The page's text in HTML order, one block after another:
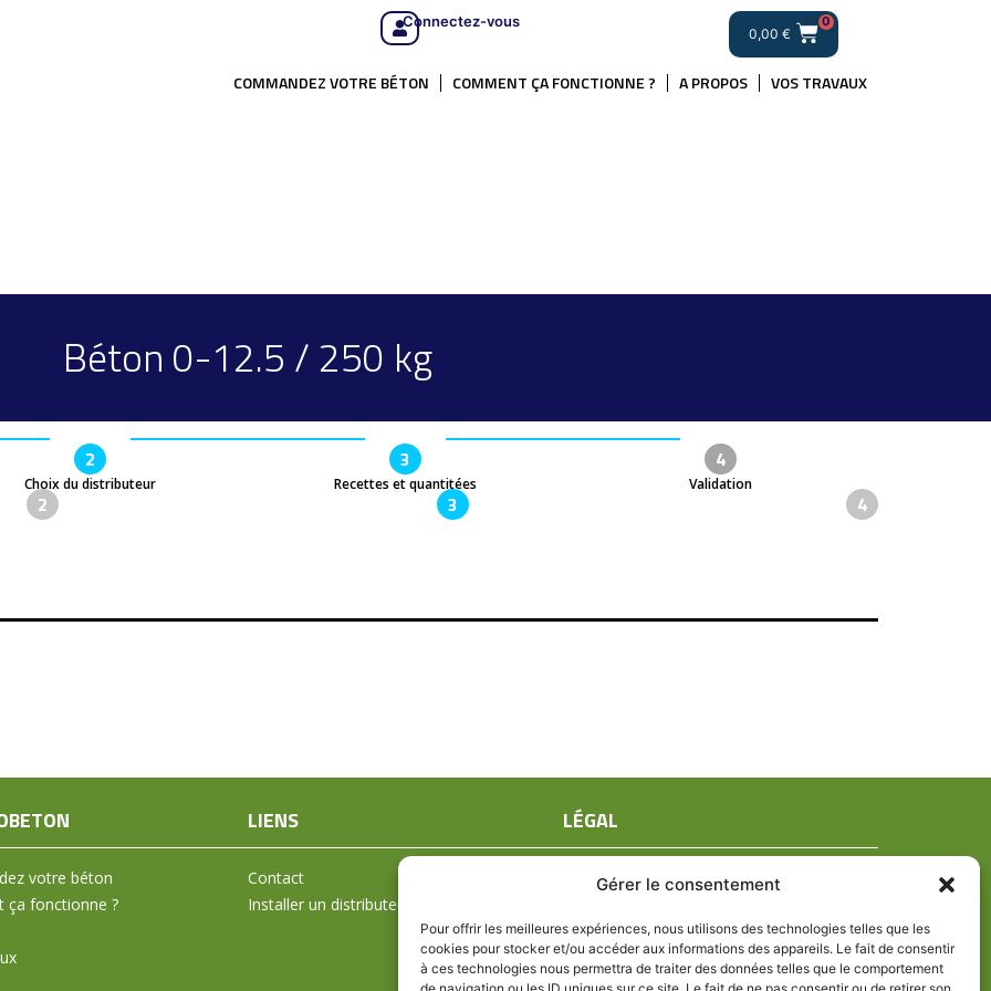
Gérer le consentement
Pour offrir les meilleures expériences, nous utilisons des technologies telles que les
cookies pour stocker et/ou accéder aux informations des appareils. Le fait de consentir
à ces technologies nous permettra de traiter des données telles que le comportement
Connectez-vous
0,00 €
0
COMMANDEZ VOTRE BÉTON COMMENT ÇA FONCTIONNE ? A PROPOS VOS TRAVAUX
Béton 0-12.5 / 250 kg
2
Choix du distributeur
3
Recettes et quantitées
4
Validation
2 3 4
votre béton
ça fonctionne ?
LIENS
Contact
Installer un distributeur
LÉGAL
Mentions légales
Politique de confidentialité
Politique de cookies (UE)